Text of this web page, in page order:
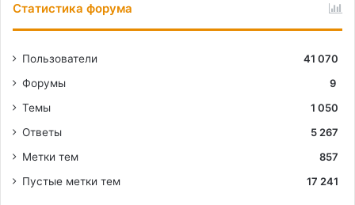
Статистика форума
Пользователи
41 070
Форумы
9
Темы
1 050
Ответы
5 267
Метки тем
857
Пустые метки тем
17 241